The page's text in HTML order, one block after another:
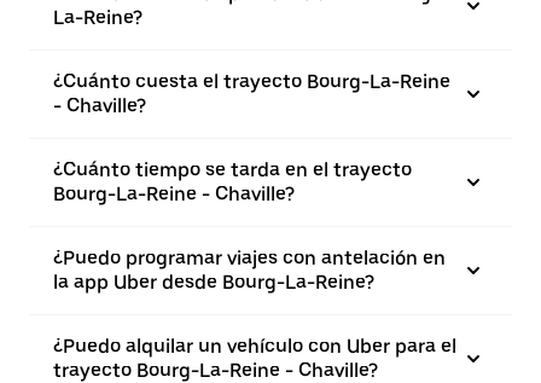
La-Reine?
¿Cuánto cuesta el trayecto Bourg-La-Reine
- Chaville?
¿Cuánto tiempo se tarda en el trayecto
Bourg-La-Reine - Chaville?
¿Puedo programar viajes con antelación en
la app Uber desde Bourg-La-Reine?
¿Puedo alquilar un vehículo con Uber para el
trayecto Bourg-La-Reine - Chaville?